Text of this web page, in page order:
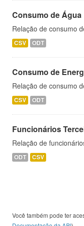
Consumo de Água
Relação de consumo
CSV ODT
Consumo de
Relação de consumo
CSV ODT
Funcionários
Relação de
ODT CSV
Você também pode ter